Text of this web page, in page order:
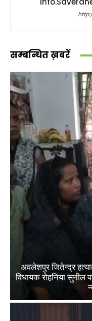
सम्बन्धित ख़बरें
अवलेशपुर जितेन्द्र
विधायक रोहनिया सुनील